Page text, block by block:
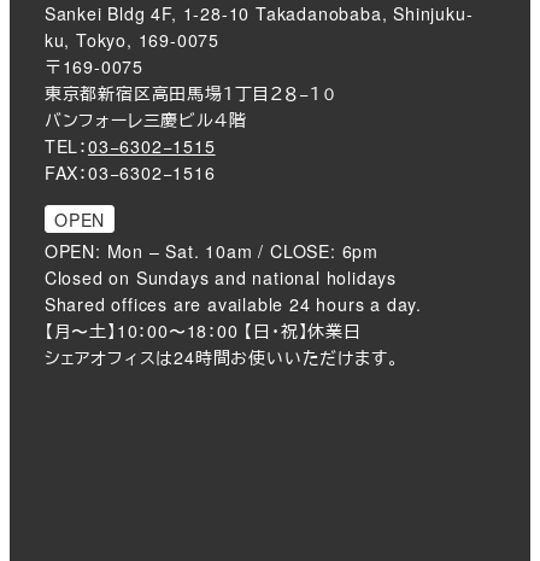
Sankei Bldg 4F, 1-28-10 Takadanobaba, Shinjuku-
ku, Tokyo, 169-0075
〒169-0075
東京都新宿区高田馬場１丁目２８−１０
バンフォーレ三慶ビル４階
TEL：03−6302−1515
FAX：03−6302−1516
OPEN
OPEN: Mon – Sat. 10am / CLOSE: 6pm
Closed on Sundays and national holidays
Shared offices are available 24 hours a day.
【月〜土】10：00〜18：00 【日・祝】休業日
シェアオフィスは24時間お使いいただけます。